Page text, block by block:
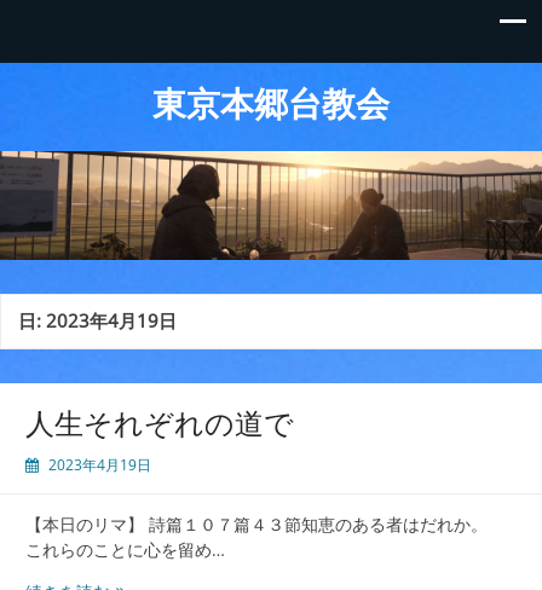
東京本郷台教会
日:2023年4月19日
人生それぞれの道で
2023年4月19日
【本日のリマ】 詩篇１０７篇４３節知恵のある者はだれか。
これらのことに心を留め…